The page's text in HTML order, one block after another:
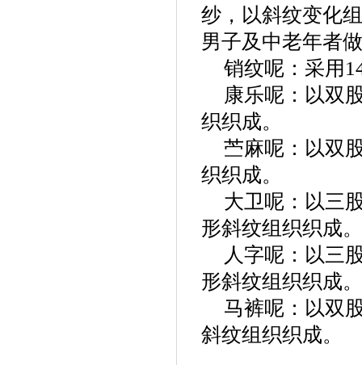
纱，以斜纹变化
男子及中老年者
销纹呢：采用
康乐呢：以双
织织成。
苎麻呢：以双
织织成。
大卫呢：以三
形斜纹组织织成。
人字呢：以三
形斜纹组织织成。
马裤呢：以双
斜纹组织织成。